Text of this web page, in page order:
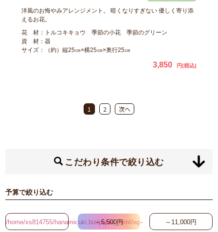
洋風のお悔やみアレンジメント。 暗くなりすぎない 優しく寄り添
えるお花。
花 材：トルコキキョウ 季節の小花 季節のグリーン
資 材：器
サイズ：（約）縦25㎝×横25㎝×奥行25㎝
3,850 円(税込)
1 2 次へ
こだわり条件で絞り込む
予算で絞り込む
/home/xs814755/hanamiduki.biz/public_html/wp-
～5,500円 ～11,000円